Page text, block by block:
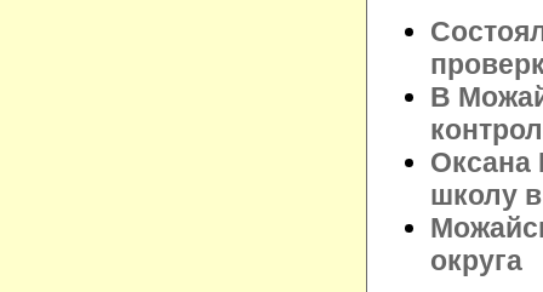
В
Оксана
школу
округа